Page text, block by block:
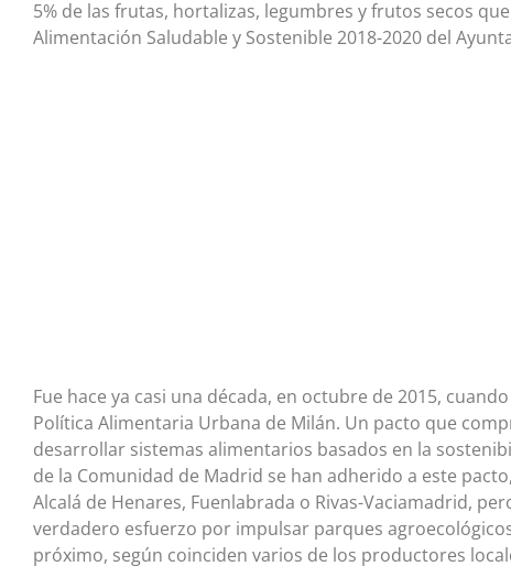
5% de las frutas, hortalizas, legumbres y frutos secos
Alimentación Saludable y Sostenible 2018-2020 del
Fue hace ya casi una década, en octubre de 2015,
Política Alimentaria Urbana de Milán. Un pacto que
desarrollar sistemas alimentarios basados en la
de la Comunidad de Madrid se han adherido a este
Alcalá de Henares, Fuenlabrada o Rivas-Vaciamadrid,
verdadero esfuerzo por impulsar parques
próximo, según coinciden varios de los productores